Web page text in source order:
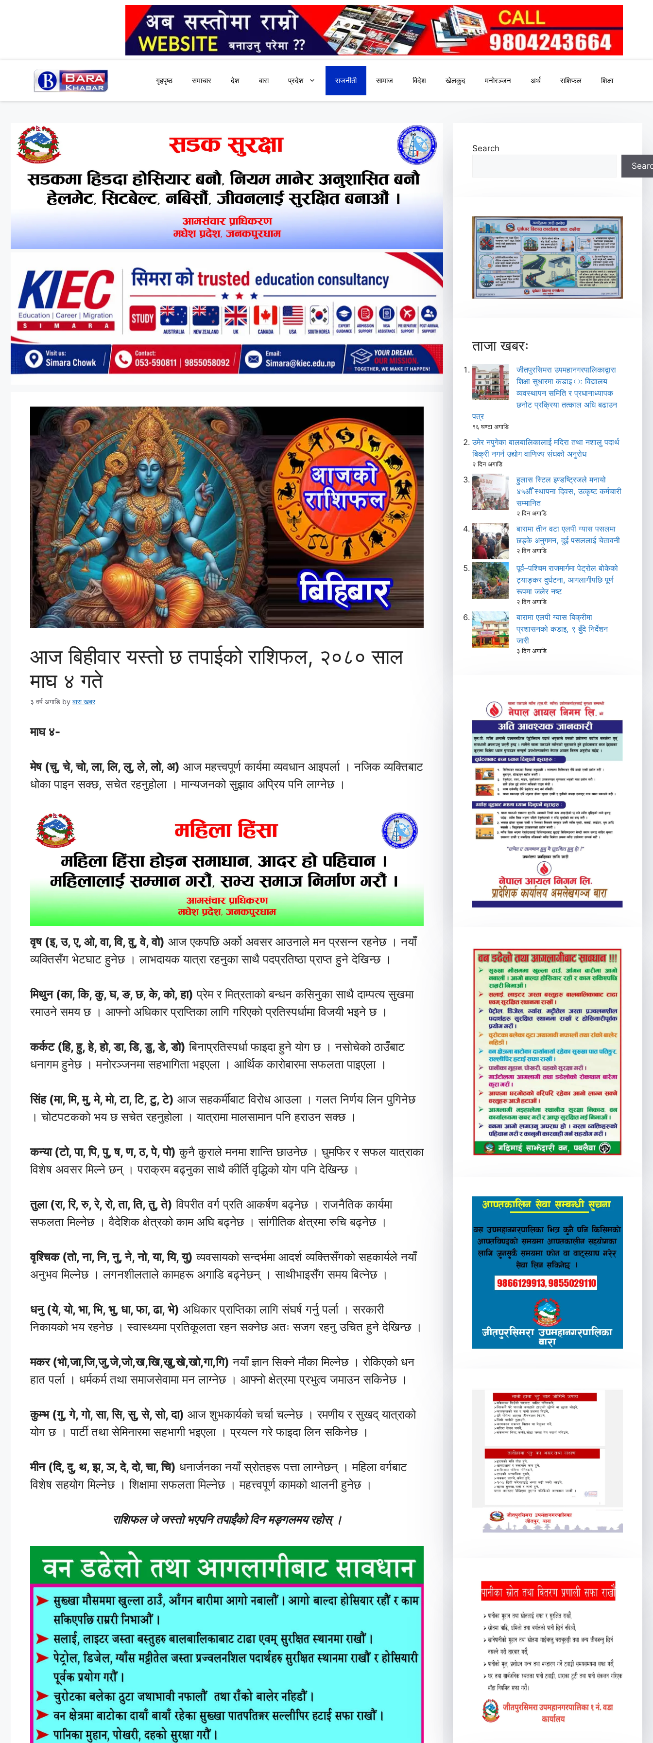
गृहपृष्ठ समाचार देश बारा प्रदेश राजनीती सामाज विदेश खेलकुद मनोरञ्जन अर्थ राशिफल शिक्षा
आज बिहीवार यस्तो छ तपाईको राशिफल, २०८० साल
माघ ४ गते
३ वर्ष अगाडि by बारा खबर
माघ ४-
मेष (चु, चे, चो, ला, लि, लु, ले, लो, अ) आज महत्त्वपूर्ण कार्यमा व्यवधान आइपर्ला । नजिक व्यक्तिबाट
धोका पाइन सक्छ, सचेत रहनुहोला । मान्यजनको सुझाव अप्रिय पनि लाग्नेछ ।
वृष (इ, उ, ए, ओ, वा, वि, वु, वे, वो) आज एकपछि अर्को अवसर आउनाले मन प्रसन्न रहनेछ । नयाँ
व्यक्तिसँग भेटघाट हुनेछ । लाभदायक यात्रा रहनुका साथै पदप्रतिष्ठा प्राप्त हुने देखिन्छ ।
मिथुन (का, कि, कु, घ, ङ, छ, के, को, हा) प्रेम र मित्रताको बन्धन कसिनुका साथै दाम्पत्य सुखमा
रमाउने समय छ । आफ्नो अधिकार प्राप्तिका लागि गरिएको प्रतिस्पर्धामा विजयी भइने छ ।
कर्कट (हि, हु, हे, हो, डा, डि, डु, डे, डो) बिनाप्रतिस्पर्धा फाइदा हुने योग छ । नसोचेको ठाउँबाट
धनागम हुनेछ । मनोरञ्जनमा सहभागिता भइएला । आर्थिक कारोबारमा सफलता पाइएला ।
सिंह (मा, मि, मु, मे, मो, टा, टि, टु, टे) आज सहकर्मीबाट विरोध आउला । गलत निर्णय लिन पुगिनेछ
। चोटपटकको भय छ सचेत रहनुहोला । यात्रामा मालसामान पनि हराउन सक्छ ।
कन्या (टो, पा, पि, पु, ष, ण, ठ, पे, पो) कुनै कुराले मनमा शान्ति छाउनेछ । घुमफिर र सफल यात्राका
विशेष अवसर मिल्ने छन् । पराक्रम बढ्नुका साथै कीर्ति वृद्धिको योग पनि देखिन्छ ।
तुला (रा, रि, रु, रे, रो, ता, ति, तु, ते) विपरीत वर्ग प्रति आकर्षण बढ्नेछ । राजनैतिक कार्यमा
सफलता मिल्नेछ । वैदेशिक क्षेत्रको काम अघि बढ्नेछ । सांगीतिक क्षेत्रमा रुचि बढ्नेछ ।
वृश्चिक (तो, ना, नि, नु, ने, नो, या, यि, यु) व्यवसायको सन्दर्भमा आदर्श व्यक्तिसँगको सहकार्यले नयाँ
अनुभव मिल्नेछ । लगनशीलताले कामहरू अगाडि बढ्नेछन् । साथीभाइसँग समय बित्नेछ ।
धनु (ये, यो, भा, भि, भु, धा, फा, ढा, भे) अधिकार प्राप्तिका लागि संघर्ष गर्नु पर्ला । सरकारी
निकायको भय रहनेछ । स्वास्थ्यमा प्रतिकूलता रहन सक्नेछ अतः सजग रहनु उचित हुने देखिन्छ ।
मकर (भो,जा,जि,जु,जे,जो,ख,खि,खु,खे,खो,गा,गि) नयाँ ज्ञान सिक्ने मौका मिल्नेछ । रोकिएको धन
हात पर्ला । धर्मकर्म तथा समाजसेवामा मन लाग्नेछ । आफ्नो क्षेत्रमा प्रभुत्व जमाउन सकिनेछ ।
कुम्भ (गु, गे, गो, सा, सि, सु, से, सो, दा) आज शुभकार्यको चर्चा चल्नेछ । रमणीय र सुखद् यात्राको
योग छ । पार्टी तथा सेमिनारमा सहभागी भइएला । प्रयत्न गरे फाइदा लिन सकिनेछ ।
मीन (दि, दु, थ, झ, ञ, दे, दो, चा, चि) धनार्जनका नयाँ स्रोतहरू पत्ता लाग्नेछन् । महिला वर्गबाट
विशेष सहयोग मिल्नेछ । शिक्षामा सफलता मिल्नेछ । महत्त्वपूर्ण कामको थालनी हुनेछ ।
राशिफल जे जस्तो भएपनि तपाईंको दिन मङ्गलमय रहोस् ।
Search
ताजा खबरः
जीतपुरसिमरा उपमहानगरपालिकाद्वारा
शिक्षा सुधारमा कडाइ ः विद्यालय
व्यवस्थापन समिति र प्रधानाध्यापक
छनोट प्रक्रिया तत्काल अघि बढाउन
पत्र
१६ घण्टा अगाडि
उमेर नपुगेका बालबालिकालाई मदिरा तथा नशालु पदार्थ
बिक्री नगर्न उद्योग वाणिज्य संघको अनुरोध
२ दिन अगाडि
हुलास स्टिल इण्डष्ट्रिजले मनायो
४५औँ स्थापना दिवस, उत्कृष्ट कर्मचारी
सम्मानित
२ दिन अगाडि
बारामा तीन वटा एलपी ग्यास पसलमा
छड्के अनुगमन, दुई पसललाई चेतावनी
२ दिन अगाडि
पूर्व–पश्चिम राजमार्गमा पेट्रोल बोकेको
ट्याङ्कर दुर्घटना, आगलागीपछि पूर्ण
रूपमा जलेर नष्ट
२ दिन अगाडि
बारामा एलपी ग्यास बिक्रीमा
प्रशासनको कडाइ, ९ बुँदे निर्देशन
जारी
३ दिन अगाडि